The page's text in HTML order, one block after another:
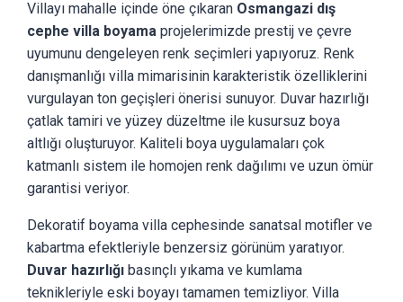
Villayı mahalle içinde öne çıkaran Osmangazi dış
cephe villa boyama projelerimizde prestij ve çevre
uyumunu dengeleyen renk seçimleri yapıyoruz. Renk
danışmanlığı villa mimarisinin karakteristik özelliklerini
vurgulayan ton geçişleri önerisi sunuyor. Duvar hazırlığı
çatlak tamiri ve yüzey düzeltme ile kusursuz boya
altlığı oluşturuyor. Kaliteli boya uygulamaları çok
katmanlı sistem ile homojen renk dağılımı ve uzun ömür
garantisi veriyor.
Dekoratif boyama villa cephesinde sanatsal motifler ve
kabartma efektleriyle benzersiz görünüm yaratıyor.
Duvar hazırlığı basınçlı yıkama ve kumlama
teknikleriyle eski boyayı tamamen temizliyor. Villa